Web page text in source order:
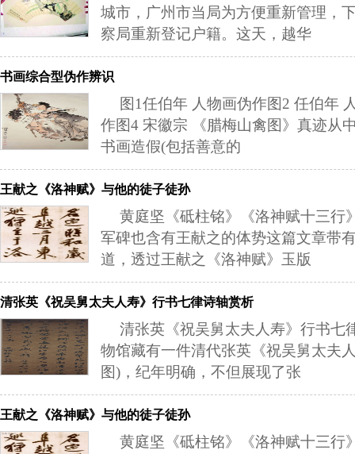
城市，广州市当局为方便重新管理，
察局重新登记户籍。这天，越华
书画综合型伪作辨识
图1任伯年 人物画伪作图2 任伯年
作图4 宋徽宗 《腊梅山禽图》真迹从
书画造假(包括善意的
王献之《洛神赋》与他的徒子徒孙
黄庭坚《砥柱铭》《洛神赋十三行
军碑也含有王献之的体势这篇文章带
道，透过王献之《洛神赋》玉版
清张英《祝吴舅太夫人寿》行书七律诗轴赏析
清张英《祝吴舅太夫人寿》行书七
物馆藏有一件清代张英《祝吴舅太夫
图)，纪年明确，不但展现了张
王献之《洛神赋》与他的徒子徒孙
黄庭坚《砥柱铭》《洛神赋十三行